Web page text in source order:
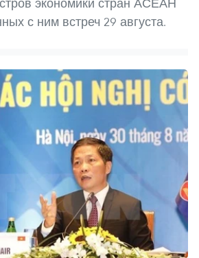
с ним встреч 29 августа.